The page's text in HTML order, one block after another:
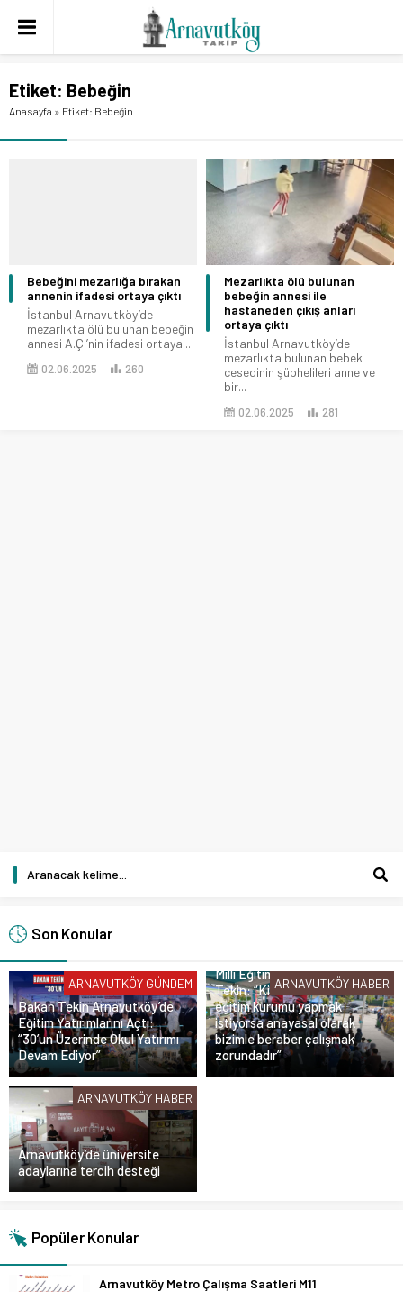
Etiket: Bebeğin
Anasayfa » Etiket: Bebeğin
Bebeğini mezarlığa bırakan
annenin ifadesi ortaya çıktı
İstanbul Arnavutköy’de
mezarlıkta ölü bulunan bebeğin
annesi A.Ç.’nin ifadesi ortaya...
02.06.2025 260
Mezarlıkta ölü bulunan
bebeğin annesi ile
hastaneden çıkış anları
ortaya çıktı
İstanbul Arnavutköy’de
mezarlıkta bulunan bebek
cesedinin şüphelileri anne ve
bir...
02.06.2025 281
Son Konular
ARNAVUTKÖY GÜNDEM
Bakan Tekin Arnavutköy’de
Eğitim Yatırımlarını Açtı:
“30’un Üzerinde Okul Yatırımı
Devam Ediyor”
ARNAVUTKÖY HABER
Milli Eğitim Bakanı Yusuf
Tekin: “Kim olursa olsun bir
eğitim kurumu yapmak
istiyorsa anayasal olarak
bizimle beraber çalışmak
zorundadır”
ARNAVUTKÖY HABER
Arnavutköy’de üniversite
adaylarına tercih desteği
Popüler Konular
Arnavutköy Metro Çalışma Saatleri M11